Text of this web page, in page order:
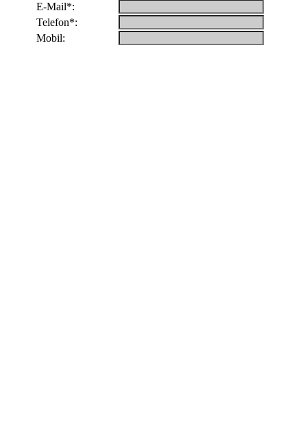
E-Mail*:
Telefon*:
Mobil: